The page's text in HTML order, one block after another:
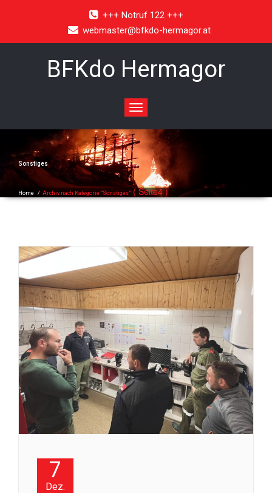
+++ Notruf 122 +++
webmaster@bfkdo-hermagor.at
BFKdo Hermagor
Toggle
navigation
Sonstiges
Home / Archiv nach Kategorie "Sonstiges"( Seite4 )
7
Dez.